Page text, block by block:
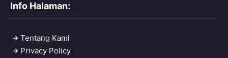
Info Halaman:
Tentang Kami
Privacy Policy